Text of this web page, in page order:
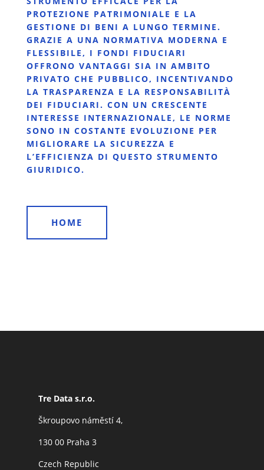
PROTEZIONE PATRIMONIALE E LA
GESTIONE DI BENI A LUNGO TERMINE.
GRAZIE A UNA NORMATIVA MODERNA E
FLESSIBILE, I FONDI FIDUCIARI
OFFRONO VANTAGGI SIA IN AMBITO
PRIVATO CHE PUBBLICO, INCENTIVANDO
LA TRASPARENZA E LA RESPONSABILITÀ
DEI FIDUCIARI. CON UN CRESCENTE
INTERESSE INTERNAZIONALE, LE NORME
SONO IN COSTANTE EVOLUZIONE PER
MIGLIORARE LA SICUREZZA E
L’EFFICIENZA DI QUESTO STRUMENTO
GIURIDICO.
HOME
Tre Data s.r.o.
Škroupovo náměstí 4,
130 00 Praha 3
Czech Republic